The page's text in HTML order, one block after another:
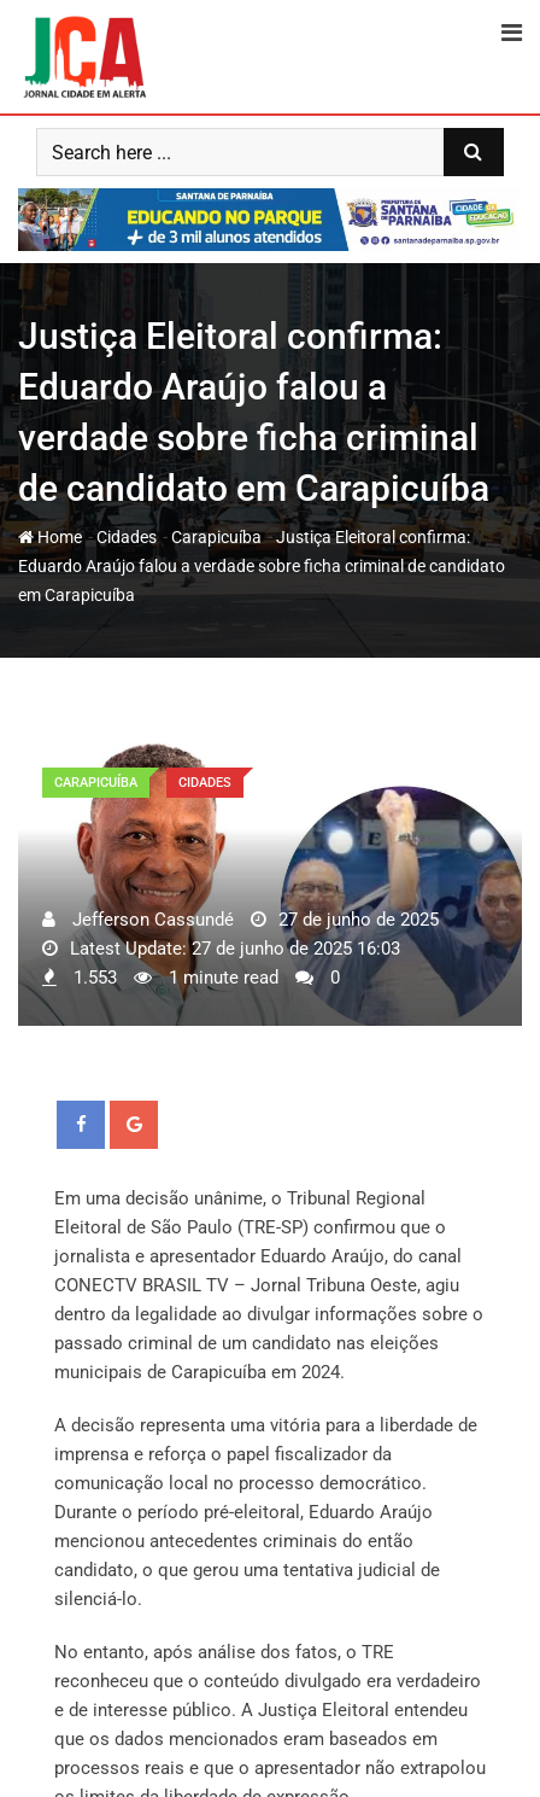
content
Justiça Eleitoral confirma:
Eduardo Araújo falou a
verdade sobre ficha criminal
de candidato em Carapicuíba
Home-Cidades-Carapicuíba-Justiça Eleitoral confirma:
Eduardo Araújo falou a verdade sobre ficha criminal de candidato
em Carapicuíba
CARAPICUÍBA CIDADES
Jefferson Cassundé
27 de junho de 2025
Latest Update: 27 de junho de 2025 16:03
1.553
1 minute read 0
Em uma decisão unânime, o Tribunal Regional
Eleitoral de São Paulo (TRE-SP) confirmou que o
jornalista e apresentador Eduardo Araújo, do canal
CONECTV BRASIL TV – Jornal Tribuna Oeste, agiu
dentro da legalidade ao divulgar informações sobre o
passado criminal de um candidato nas eleições
municipais de Carapicuíba em 2024.
A decisão representa uma vitória para a liberdade de
imprensa e reforça o papel fiscalizador da
comunicação local no processo democrático.
Durante o período pré-eleitoral, Eduardo Araújo
mencionou antecedentes criminais do então
candidato, o que gerou uma tentativa judicial de
silenciá-lo.
No entanto, após análise dos fatos, o TRE
reconheceu que o conteúdo divulgado era verdadeiro
e de interesse público. A Justiça Eleitoral entendeu
que os dados mencionados eram baseados em
processos reais e que o apresentador não extrapolou